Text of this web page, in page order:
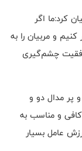
کرد:ما اگر
و مربیان را به
چشم‌گیری
پر مدال دو و
و مناسب به
عامل بسیار